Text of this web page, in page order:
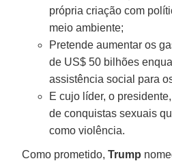
própria criação com
meio ambiente;
Pretende aumentar os
de US$ 50 bilhões
assistência social para
E cujo líder, o
de conquistas sexuais
como violência.
Como prometido,Trump